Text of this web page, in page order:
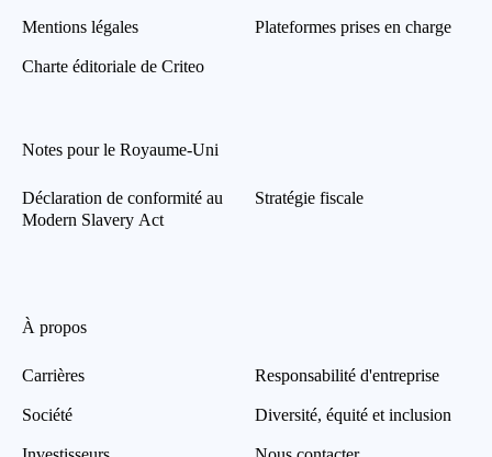
Mentions légales
Charte éditoriale de Criteo
Plateformes prises en charge
Notes pour le Royaume-Uni
Déclaration de conformité au
Modern Slavery Act
Stratégie fiscale
À propos
Carrières
Société
Responsabilité d'entreprise
Diversité, équité et inclusion